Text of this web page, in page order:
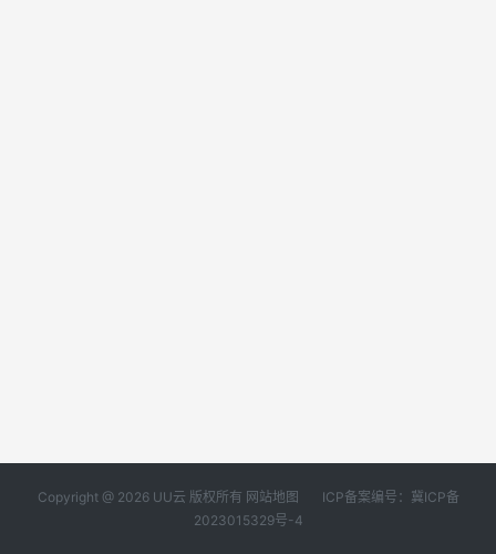
Copyright @ 2026 UU云 版权所有 网站地图
ICP备案编号：冀ICP备
2023015329号-4